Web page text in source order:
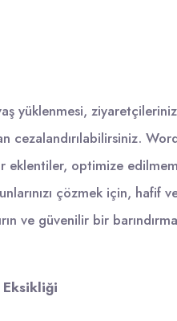
yüklenmesi,
cezalandırılabilirsiniz.
eklentiler, optimize
çözmek için,
ve güvenilir bir barındırma